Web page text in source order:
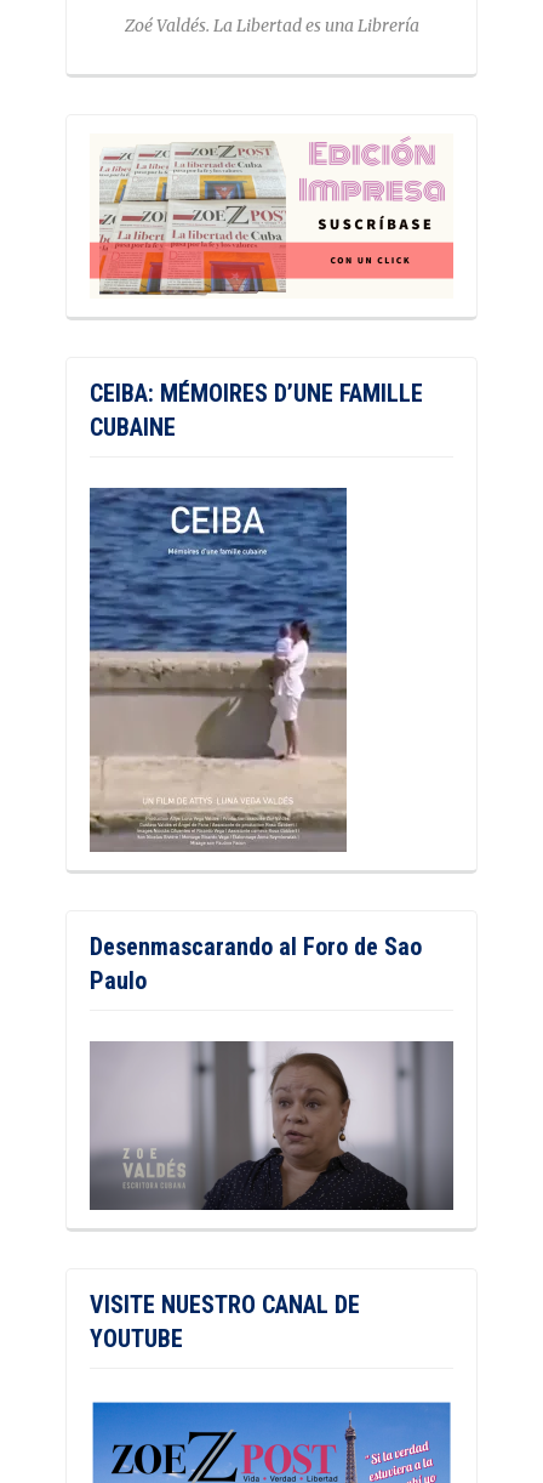
Zoé Valdés. La Libertad es una Librería
CEIBA: MÉMOIRES D’UNE FAMILLE
CUBAINE
Desenmascarando al Foro de Sao
Paulo
VISITE NUESTRO CANAL DE
YOUTUBE